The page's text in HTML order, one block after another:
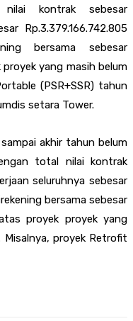
kontrak sebesar
Rp.3.379.166.742.805
bersama sebesar
proyek yang masih belum
(PSR+SSR) tahun
setara Tower.
akhir tahun belum
total nilai kontrak
seluruhnya sebesar
bersama sebesar
proyek proyek yang
Misalnya, proyek Retrofit